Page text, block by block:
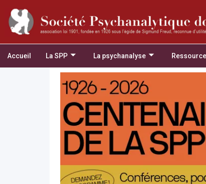
Accueil La SPP La psychanalyse